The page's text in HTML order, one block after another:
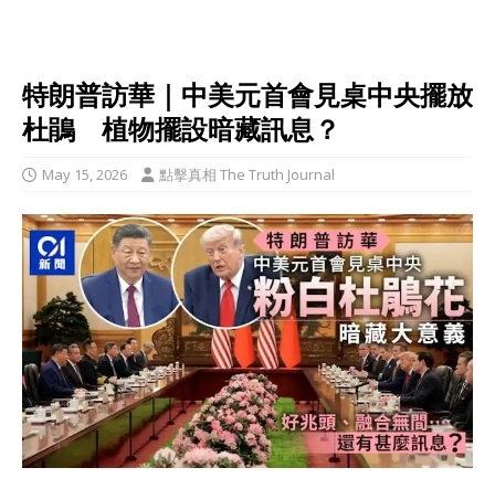
特朗普訪華｜中美元首會見桌中央擺放
杜鵑 植物擺設暗藏訊息？
May 15, 2026 點擊真相 The Truth Journal